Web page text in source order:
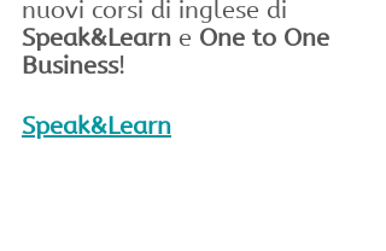
nuovi corsi di inglese di
Speak&Learn e One to One
Business!
Speak&Learn